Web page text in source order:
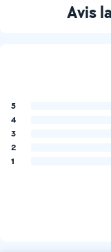
Avis
5
4
3
2
1